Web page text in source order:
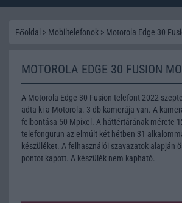
Főoldal > Mobiltelefonok > Motorola Edge 30
MOTOROLA EDGE 30 FUSION
A Motorola Edge 30 Fusion telefont 2022
adta ki a Motorola. 3 db kamerája van. A
felbontása 50 Mpixel. A háttértárának mérete
telefongurun az elmúlt két hétben 31
készüléket. A felhasználói szavazatok alapján
pontot kapott. A készülék nem kapható.